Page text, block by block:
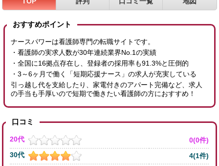
おすすめポイント
ナースパワーは看護師専門の転職サイトです。
・看護師の実求人数が30年連続業界No.1の実績
・全国に16拠点存在し、登録者の採用率も91.3%と圧倒的
・3～6ヶ月で働く「短期応援ナース」の求人が充実している
引っ越し代を支給したり、家電付きのアパート完備など、求人
の手当も手厚いので短期で働きたい看護師の方におすすめ！
口コミ
20代
0(0件)
30代
4(1件)